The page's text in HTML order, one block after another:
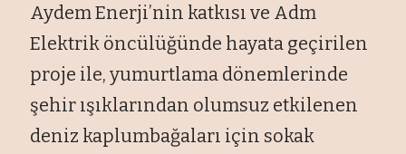
Aydem Enerji’nin katkısı ve Adm
Elektrik öncülüğünde hayata geçirilen
proje ile, yumurtlama dönemlerinde
şehir ışıklarından olumsuz etkilenen
deniz kaplumbağaları için sokak